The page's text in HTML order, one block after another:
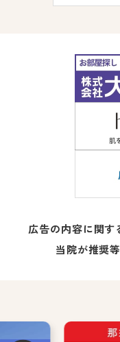
広告の内容に関す
当院が推奨